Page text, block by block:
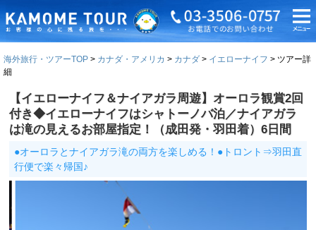
海外旅行・ツアーTOP カナダ・アメリカ カナダ イエローナイフ
ツアー詳
細
【イエローナイフ＆ナイアガラ周遊】オーロラ観賞2回
付き◆イエローナイフはシャトーノバ泊／ナイアガラ
は滝の見えるお部屋指定！（成田発・羽田着）6日間
●オーロラとナイアガラ滝の両方を楽しめる！●トロント⇒羽田直
行便で楽々帰国♪